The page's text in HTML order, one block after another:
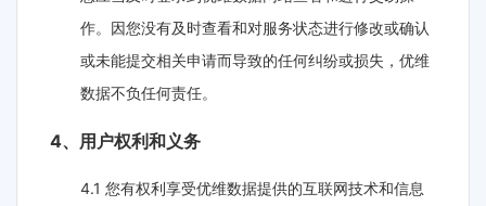
作。因您没有及时查看和对服务状态进行修改或确认
或未能提交相关申请而导致的任何纠纷或损失，优维
数据不负任何责任。
4、用户权利和义务
4.1 您有权利享受优维数据提供的互联网技术和信息